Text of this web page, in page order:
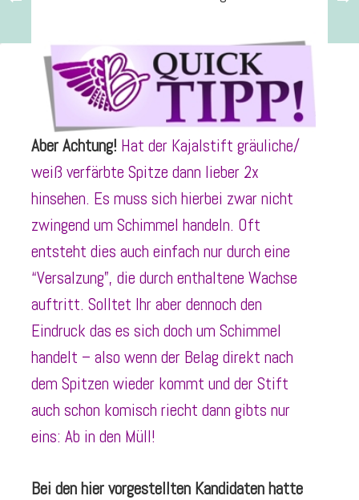
Aber Achtung! Hat der Kajalstift gräuliche/
weiß verfärbte Spitze dann lieber 2x
hinsehen. Es muss sich hierbei zwar nicht
zwingend um Schimmel handeln. Oft
entsteht dies auch einfach nur durch eine
“Versalzung”, die durch enthaltene Wachse
auftritt. Solltet Ihr aber dennoch den
Eindruck das es sich doch um Schimmel
handelt – also wenn der Belag direkt nach
dem Spitzen wieder kommt und der Stift
auch schon komisch riecht dann gibts nur
eins: Ab in den Müll!
Bei den hier vorgestellten Kandidaten hatte